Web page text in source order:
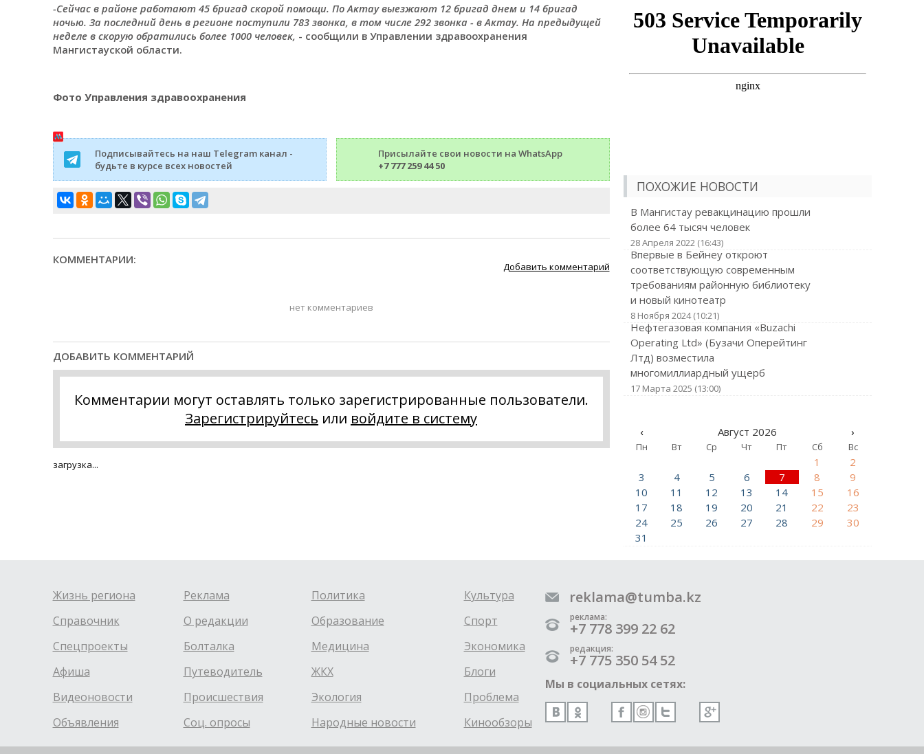
-Сейчас в районе работают 45 бригад скорой помощи. По Актау выезжают 12 бригад днем и 14 бригад
ночью. За последний день в регионе поступили 783 звонка, в том числе 292 звонка - в Актау. На предыдущей
неделе в скорую обратились более 1000 человек, - сообщили в Управлении здравоохранения
Мангистауской области.
Фото Управления здравоохранения
Подписывайтесь на наш Telegram канал -
будьте в курсе всех новостей
Присылайте свои новости на WhatsApp
+7 777 259 44 50
КОММЕНТАРИИ:
Добавить комментарий
нет комментариев
ДОБАВИТЬ КОММЕНТАРИЙ
Комментарии могут оставлять только зарегистрированные пользователи.
Зарегистрируйтесь или войдите в систему
загрузка...
ПОХОЖИЕ НОВОСТИ
В Мангистау ревакцинацию прошли
более 64 тысяч человек
28 Апреля 2022 (16:43)
Впервые в Бейнеу откроют
соответствующую современным
требованиям районную библиотеку
и новый кинотеатр
8 Ноября 2024 (10:21)
Нефтегазовая компания «Buzachi
Operating Ltd» (Бузачи Оперейтинг
Лтд) возместила
многомиллиардный ущерб
17 Марта 2025 (13:00)
‹ Август 2026 ›
Пн Вт Ср Чт Пт Сб Вс
1
2
3
4 5 6 7 8
9
10
11 12 13 14 15
16
17
18 19 20 21 22
23
24
25 26 27 28 29
30
31
Жизнь региона
Справочник
Спецпроекты
Афиша
Видеоновости
Объявления
Реклама
О редакции
Болталка
Путеводитель
Происшествия
Соц. опросы
Политика
Образование
Медицина
ЖКХ
Экология
Народные новости
Культура
Спорт
Экономика
Блоги
Проблема
Кинообзоры
reklama@tumba.kz
реклама:
+7 778 399 22 62
редакция:
+7 775 350 54 52
Мы в социальных сетях: